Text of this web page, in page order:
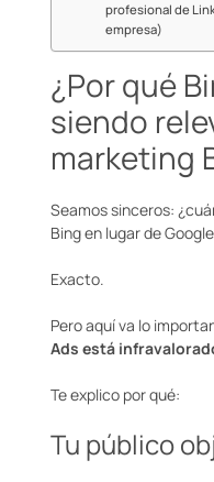
profesional de
empresa)
¿Por qué
siendo
marketing
Seamos sinceros:
Bing en lugar de
Exacto.
Pero aquí va lo
Ads está
Te explico por qué:
Tu público